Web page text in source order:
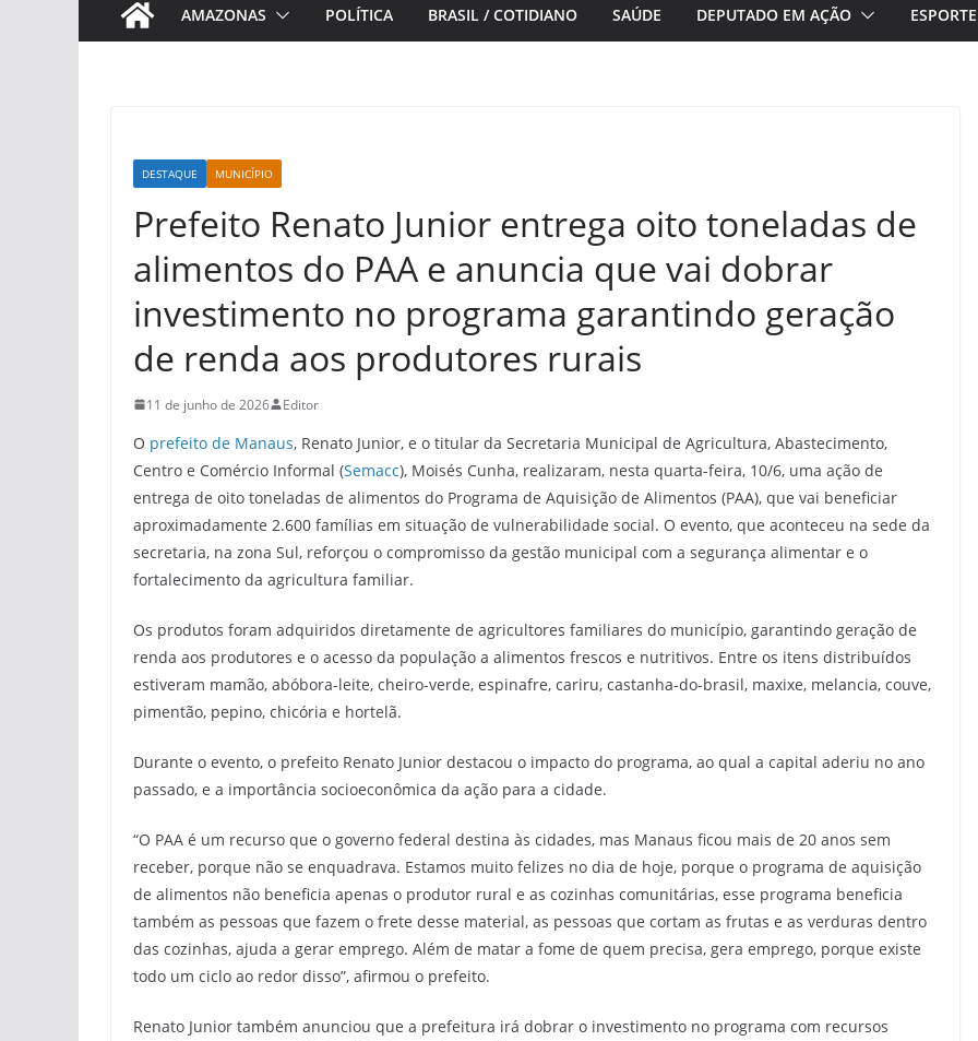
AMAZONAS POLÍTICA BRASIL / COTIDIANO SAÚDE DEPUTADO EM AÇÃO ESPORTE
DESTAQUE MUNICÍPIO
Prefeito Renato Junior entrega oito toneladas de
alimentos do PAA e anuncia que vai dobrar
investimento no programa garantindo geração
de renda aos produtores rurais
11 de junho de 2026 Editor
O prefeito de Manaus, Renato Junior, e o titular da Secretaria Municipal de Agricultura, Abastecimento,
Centro e Comércio Informal (Semacc), Moisés Cunha, realizaram, nesta quarta-feira, 10/6, uma ação de
entrega de oito toneladas de alimentos do Programa de Aquisição de Alimentos (PAA), que vai beneficiar
aproximadamente 2.600 famílias em situação de vulnerabilidade social. O evento, que aconteceu na sede da
secretaria, na zona Sul, reforçou o compromisso da gestão municipal com a segurança alimentar e o
fortalecimento da agricultura familiar.
Os produtos foram adquiridos diretamente de agricultores familiares do município, garantindo geração de
renda aos produtores e o acesso da população a alimentos frescos e nutritivos. Entre os itens distribuídos
estiveram mamão, abóbora-leite, cheiro-verde, espinafre, cariru, castanha-do-brasil, maxixe, melancia, couve,
pimentão, pepino, chicória e hortelã.
Durante o evento, o prefeito Renato Junior destacou o impacto do programa, ao qual a capital aderiu no ano
passado, e a importância socioeconômica da ação para a cidade.
“O PAA é um recurso que o governo federal destina às cidades, mas Manaus ficou mais de 20 anos sem
receber, porque não se enquadrava. Estamos muito felizes no dia de hoje, porque o programa de aquisição
de alimentos não beneficia apenas o produtor rural e as cozinhas comunitárias, esse programa beneficia
também as pessoas que fazem o frete desse material, as pessoas que cortam as frutas e as verduras dentro
das cozinhas, ajuda a gerar emprego. Além de matar a fome de quem precisa, gera emprego, porque existe
todo um ciclo ao redor disso”, afirmou o prefeito.
Renato Junior também anunciou que a prefeitura irá dobrar o investimento no programa com recursos